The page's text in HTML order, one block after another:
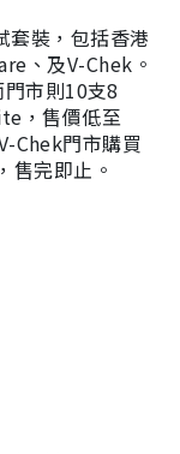
套裝，包括香港
、及V-Chek。
市則10支8
，售價低至
Chek門市購買
售完即止。